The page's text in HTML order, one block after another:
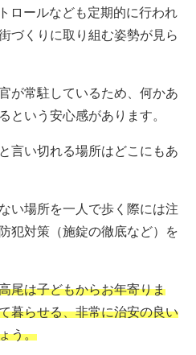
ロールなども定期的に行われ
づくりに取り組む姿勢が見ら
が常駐しているため、何かあ
という安心感があります。
言い切れる場所はどこにもあ
い場所を一人で歩く際には注
犯対策（施錠の徹底など）を
尾は子どもからお年寄りま
暮らせる、非常に治安の良い
う。